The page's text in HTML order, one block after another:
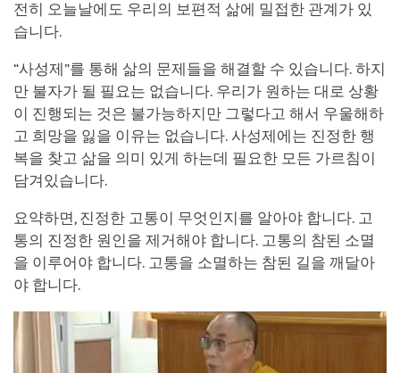
전히 오늘날에도 우리의 보편적 삶에 밀접한 관계가 있
습니다.
“사성제”를 통해 삶의 문제들을 해결할 수 있습니다. 하지
만 불자가 될 필요는 없습니다. 우리가 원하는 대로 상황
이 진행되는 것은 불가능하지만 그렇다고 해서 우울해하
고 희망을 잃을 이유는 없습니다. 사성제에는 진정한 행
복을 찾고 삶을 의미 있게 하는데 필요한 모든 가르침이
담겨있습니다.
요약하면, 진정한 고통이 무엇인지를 알아야 합니다. 고
통의 진정한 원인을 제거해야 합니다. 고통의 참된 소멸
을 이루어야 합니다. 고통을 소멸하는 참된 길을 깨달아
야 합니다.